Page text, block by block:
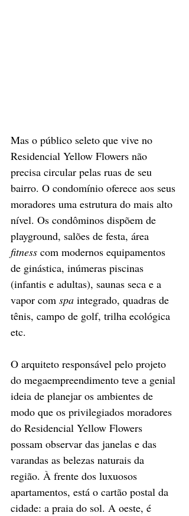
Mas o público seleto que vive no
Residencial Yellow Flowers não
precisa circular pelas ruas de seu
bairro. O condomínio oferece aos seus
moradores uma estrutura do mais alto
nível. Os condôminos dispõem de
playground, salões de festa, área
fitness com modernos equipamentos
de ginástica, inúmeras piscinas
(infantis e adultas), saunas seca e a
vapor com spa integrado, quadras de
tênis, campo de golf, trilha ecológica
etc.
O arquiteto responsável pelo projeto
do megaempreendimento teve a genial
ideia de planejar os ambientes de
modo que os privilegiados moradores
do Residencial Yellow Flowers
possam observar das janelas e das
varandas as belezas naturais da
região. À frente dos luxuosos
apartamentos, está o cartão postal da
cidade: a praia do sol. A oeste, é